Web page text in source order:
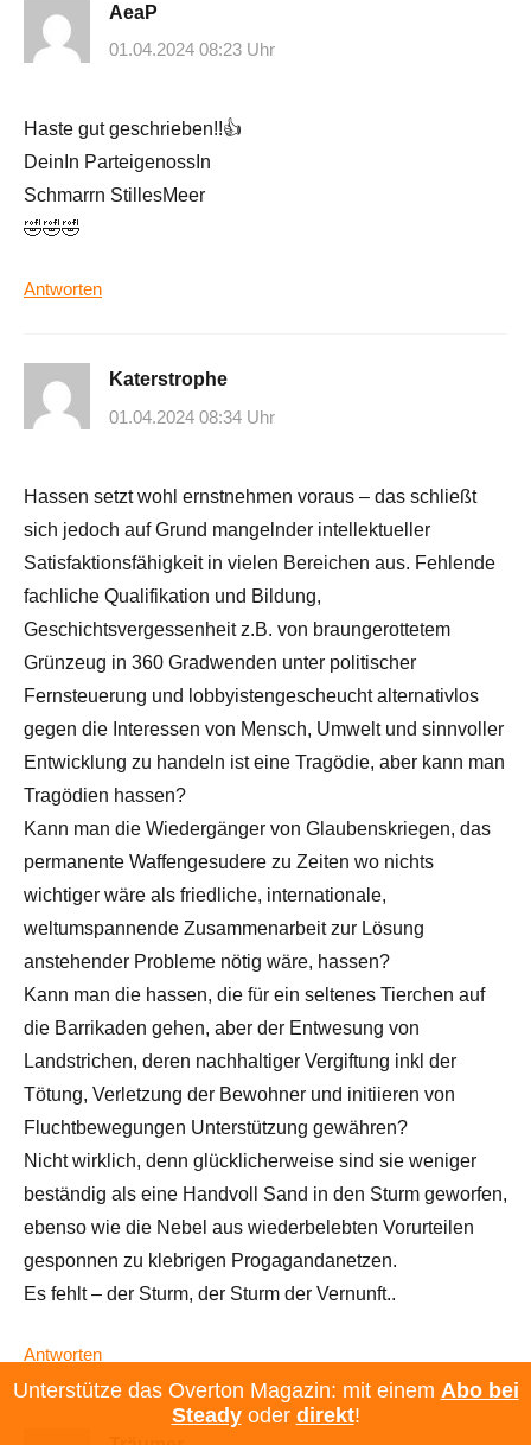
AeaP
01.04.2024 08:23 Uhr
Haste gut geschrieben!!👍
DeinIn ParteigenossIn
Schmarrn StillesMeer
🤣🤣🤣
Antworten
Katerstrophe
01.04.2024 08:34 Uhr
Hassen setzt wohl ernstnehmen voraus – das schließt
sich jedoch auf Grund mangelnder intellektueller
Satisfaktionsfähigkeit in vielen Bereichen aus. Fehlende
fachliche Qualifikation und Bildung,
Geschichtsvergessenheit z.B. von braungerottetem
Grünzeug in 360 Gradwenden unter politischer
Fernsteuerung und lobbyistengescheucht alternativlos
gegen die Interessen von Mensch, Umwelt und sinnvoller
Entwicklung zu handeln ist eine Tragödie, aber kann man
Tragödien hassen?
Kann man die Wiedergänger von Glaubenskriegen, das
permanente Waffengesudere zu Zeiten wo nichts
wichtiger wäre als friedliche, internationale,
weltumspannende Zusammenarbeit zur Lösung
anstehender Probleme nötig wäre, hassen?
Kann man die hassen, die für ein seltenes Tierchen auf
die Barrikaden gehen, aber der Entwesung von
Landstrichen, deren nachhaltiger Vergiftung inkl der
Tötung, Verletzung der Bewohner und initiieren von
Fluchtbewegungen Unterstützung gewähren?
Nicht wirklich, denn glücklicherweise sind sie weniger
beständig als eine Handvoll Sand in den Sturm geworfen,
ebenso wie die Nebel aus wiederbelebten Vorurteilen
gesponnen zu klebrigen Progagandanetzen.
Es fehlt – der Sturm, der Sturm der Vernunft..
Antworten
Unterstütze das Overton Magazin: mit einem Abo bei
Steadyoder direkt!